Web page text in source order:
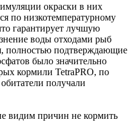
окраски в них
по низкотемпературному
гарантирует лучшую
воды отходами рыб
полностью подтверждающие
было значительно
кормили TetraPRO, по
получали
видим причин не кормить